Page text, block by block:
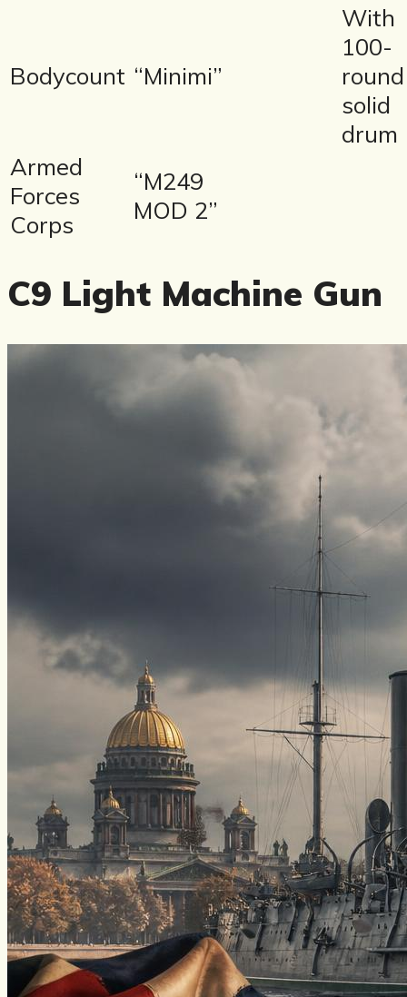
Bodycount “Minimi”
With
100-
round
solid
drum
Armed
Forces
Corps
“M249
MOD 2”
C9 Light Machine Gun